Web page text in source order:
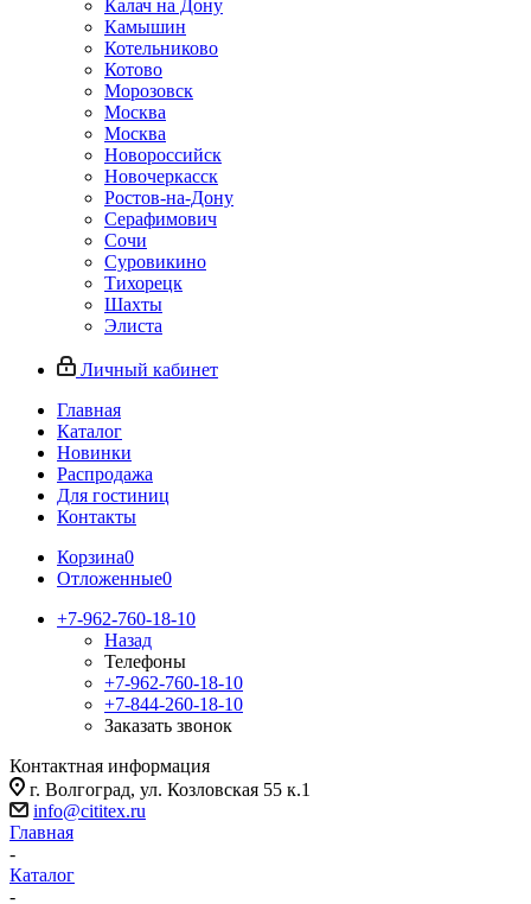
Калач на Дону
Камышин
Котельниково
Котово
Морозовск
Москва
Москва
Новороссийск
Новочеркасск
Ростов-на-Дону
Серафимович
Сочи
Суровикино
Тихорецк
Шахты
Элиста
Личный кабинет
Главная
Каталог
Новинки
Распродажа
Для гостиниц
Контакты
Корзина0
Отложенные0
+7-962-760-18-10
Назад
Телефоны
+7-962-760-18-10
+7-844-260-18-10
Заказать звонок
Контактная информация
г. Волгоград, ул. Козловская 55 к.1
info@cititex.ru
Главная
-
Каталог
-